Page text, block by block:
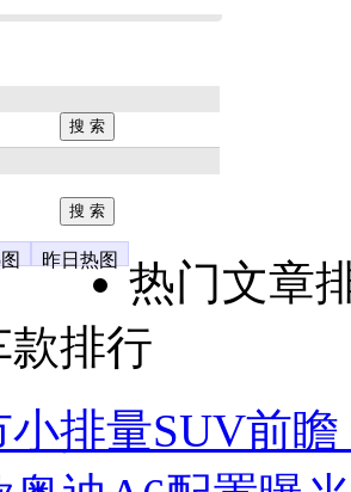
昨日热图
热门文章
排行
排量SUV前